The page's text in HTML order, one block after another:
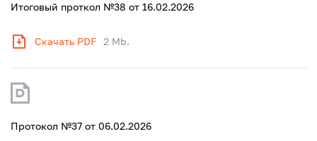
Итоговый проткол №38 от 16.02.2026
Скачать PDF 2 Mb.
Протокол №37 от 06.02.2026